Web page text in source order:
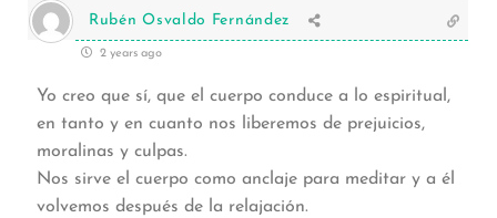
Rubén Osvaldo Fernández
2 years ago
Yo creo que sí, que el cuerpo conduce a lo espiritual,
en tanto y en cuanto nos liberemos de prejuicios,
moralinas y culpas.
Nos sirve el cuerpo como anclaje para meditar y a él
volvemos después de la relajación.